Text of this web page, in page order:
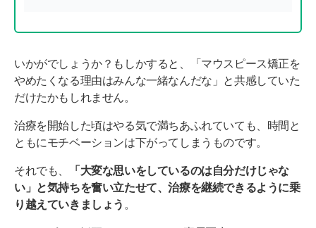
いかがでしょうか？もしかすると、「マウスピース矯正を
やめたくなる理由はみんな一緒なんだな」と共感していた
だけたかもしれません。
治療を開始した頃はやる気で満ちあふれていても、時間と
ともにモチベーションは下がってしまうものです。
それでも、
「大変な思いをしているのは自分だけじゃな
い」と気持ちを奮い立たせて、治療を継続できるように乗
り越えていきましょう 。